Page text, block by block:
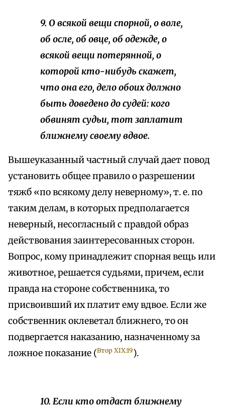
9. О всякой вещи спорной, о воле,
об осле, об овце, об одежде, о
всякой вещи потерянной, о
которой кто-нибудь скажет,
что она его, дело обоих должно
быть доведено до судей: кого
обвинят судьи, тот заплатит
ближнему своему вдвое.
Вышеуказанный частный случай дает повод
установить общее правило о разрешении
тяжб «по всякому делу неверному», т. е. по
таким делам, в которых предполагается
неверный, несогласный с правдой образ
действования заинтересованных сторон.
Вопрос, кому принадлежит спорная вещь или
животное, решается судьями, причем, если
правда на стороне собственника, то
присвоивший их платит ему вдвое. Если же
собственник оклеветал ближнего, то он
подвергается наказанию, назначенному за
ложное показание (Втор XIX:19).
10. Если кто отдаст ближнему